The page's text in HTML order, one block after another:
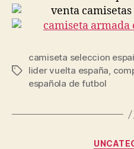
Etiquetas
camiseta seleccion
lider vuelta españa,
española de futbol